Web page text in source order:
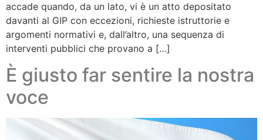
accade quando, da un lato, vi è un atto depositato
davanti al GIP con eccezioni, richieste istruttorie e
argomenti normativi e, dall’altro, una sequenza di
interventi pubblici che provano a […]
È giusto far sentire la nostra
voce